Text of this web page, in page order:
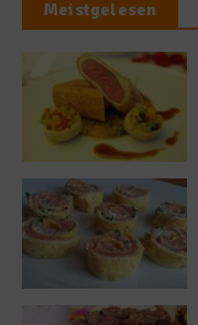
Meistgelesen